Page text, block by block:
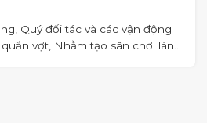
Quý đối tác và các vận động
vợt, Nhằm tạo sân chơi lành